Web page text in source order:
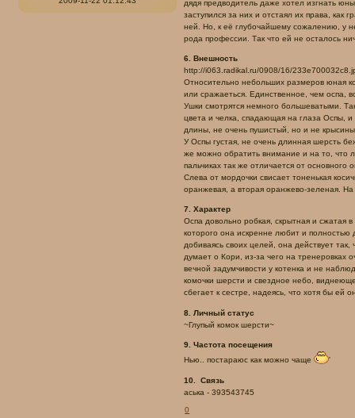
дядя предводитель даже хотел изгнать
заступился за них и отстаял их права,
ней. Но, к её глубочайшему сожалению, у
рода профессии. Так что ей не осталось
6. Внешность
http://i063.radikal.ru/0908/16/
Относительно небольших размеров юная
или сражаеться. Единственное, чем оспа,
Ушки смотрятся немного большеватыми.
цвета и челка, спадающая на глаза Оспы,
длины, не очень пушистый, но и не
У Оспы густая, не очень длинная шерсть
же можно обратить внимание и на то, что
пальчиках так же отличается от основного
Слева от мордочки свисает тоненькая
оранжевая, а вторая оранжево-зеленая.
7. Характер
Оспа довольно робкая, скрытная и сжатая
которого она искренне любит и
добиваясь своих целей, она действует
думает о Кори, из-за чего на тренеровках
вечной задумчивости у котенка и не
комочки шерсти и свездное небо,
сбегает к сестре, надеясь, что хотя бы ей
8. Личный статус
~Глупый комок шерсти~
9. Частота посещения
Нью.. постараюс как можно чаще
'
10. Связь
аська - 393543745
0